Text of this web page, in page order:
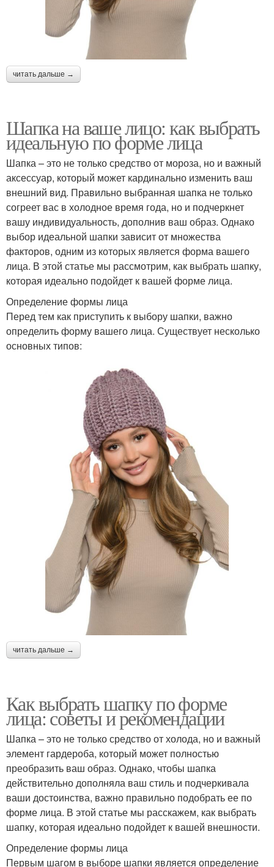
читать дальше →
Шапка на ваше лицо: как выбрать
идеальную по форме лица
Шапка – это не только средство от мороза, но и важный
аксессуар, который может кардинально изменить ваш
внешний вид. Правильно выбранная шапка не только
согреет вас в холодное время года, но и подчеркнет
вашу индивидуальность, дополнив ваш образ. Однако
выбор идеальной шапки зависит от множества
факторов, одним из которых является форма вашего
лица. В этой статье мы рассмотрим, как выбрать шапку,
которая идеально подойдет к вашей форме лица.
Определение формы лица
Перед тем как приступить к выбору шапки, важно
определить форму вашего лица. Существует несколько
основных типов:
читать дальше →
Как выбрать шапку по форме
лица: советы и рекомендации
Шапка – это не только средство от холода, но и важный
элемент гардероба, который может полностью
преобразить ваш образ. Однако, чтобы шапка
действительно дополняла ваш стиль и подчеркивала
ваши достоинства, важно правильно подобрать ее по
форме лица. В этой статье мы расскажем, как выбрать
шапку, которая идеально подойдет к вашей внешности.
Определение формы лица
Первым шагом в выборе шапки является определение